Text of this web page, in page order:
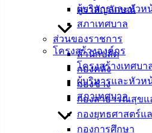
ผู้บริหารและหัวห
สภาเทศบาล
ส่วนของราชการ
สำนักปลัด
กองคลัง
กองช่าง
กองสาธารณสุขแ
กองยุทธศาสตร์แ
กองการศึกษา
ตราสัญลักษณ์
โครงสร้างองค์กร
โครงสร้างเทศบา
ผู้บริหารและหัวห
สภาเทศบาล